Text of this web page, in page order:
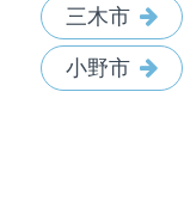
三木市
小野市